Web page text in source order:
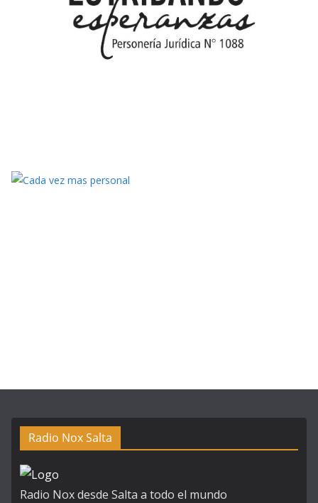
Radio Nox Salta
Radio Nox desde Salta a todo el mundo